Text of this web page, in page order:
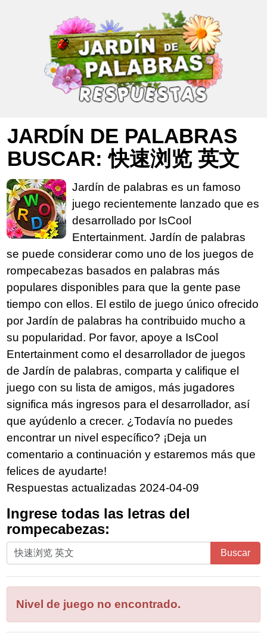
JARDÍN DE PALABRAS
BUSCAR: 快速浏览 英文
Jardín de palabras es un famoso
juego recientemente lanzado que es
desarrollado por IsCool
Entertainment. Jardín de palabras
se puede considerar como uno de los juegos de
rompecabezas basados en palabras más
populares disponibles para que la gente pase
tiempo con ellos. El estilo de juego único ofrecido
por Jardín de palabras ha contribuido mucho a
su popularidad. Por favor, apoye a IsCool
Entertainment como el desarrollador de juegos
de Jardín de palabras, comparta y califique el
juego con su lista de amigos, más jugadores
significa más ingresos para el desarrollador, así
que ayúdenlo a crecer. ¿Todavía no puedes
encontrar un nivel específico? ¡Deja un
comentario a continuación y estaremos más que
felices de ayudarte!
Respuestas actualizadas 2024-04-09
Ingrese todas las letras del
rompecabezas:
Ingrese
todas
letras
rompecabezas:
Buscar
Nivel de juego no encontrado.